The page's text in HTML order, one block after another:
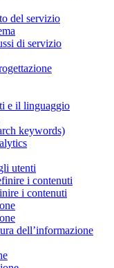
del servizio
di servizio
e il linguaggio
keywords)
utenti
i contenuti
i contenuti
dell’informazione